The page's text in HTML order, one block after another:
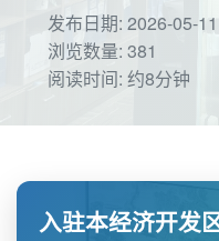
发布日期: 2026-05-
浏览数量: 381
阅读时间: 约8分钟
入驻本经济开发